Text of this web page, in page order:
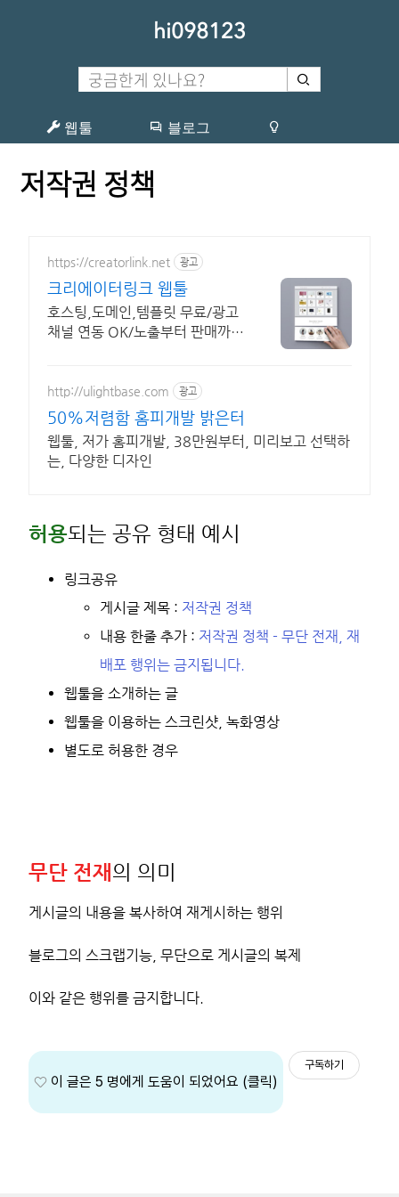
hi098123
웹툴 블로그
저작권 정책
https://creatorlink.net 광고
크리에이터링크 웹툴
호스팅,도메인,템플릿 무료/광고
채널 연동 OK/노출부터 판매까지
http://ulightbase.com 광고
50%저렴함 홈피개발 밝은터
웹툴, 저가 홈피개발, 38만원부터, 미리보고 선택하
는, 다양한 디자인
허용되는 공유 형태 예시
링크공유
게시글 제목 : 저작권 정책
내용 한줄 추가 : 저작권 정책 - 무단 전재, 재
배포 행위는 금지됩니다.
웹툴을 소개하는 글
웹툴을 이용하는 스크린샷, 녹화영상
별도로 허용한 경우
무단 전재의 의미
게시글의 내용을 복사하여 재게시하는 행위
블로그의 스크랩기능, 무단으로 게시글의 복제
이와 같은 행위를 금지합니다.
5
구독하기